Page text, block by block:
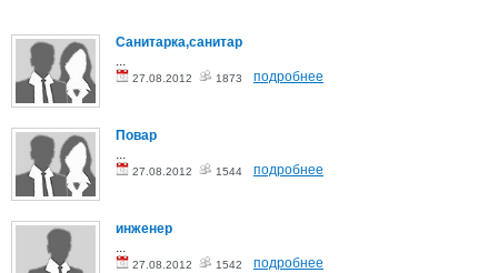
Санитарка,санитар
27.08.2012 1873 подробнее
Повар
...
27.08.2012 1544 подробнее
инженер
...
27.08.2012 1542 подробнее